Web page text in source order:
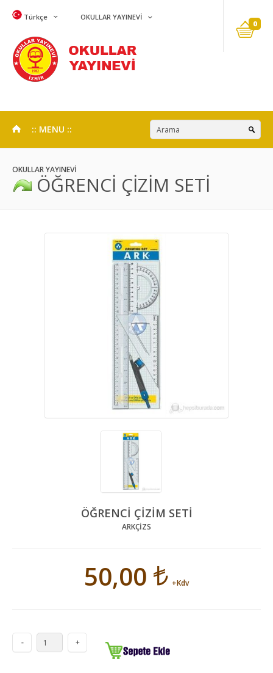
0
Türkçe OKULLAR YAYINEVİ
:: MENU ::
OKULLAR YAYINEVİ
ÖĞRENCİ ÇİZİM SETİ
ÖĞRENCİ ÇİZİM SETİ
ARKÇİZS
50,00 +Kdv